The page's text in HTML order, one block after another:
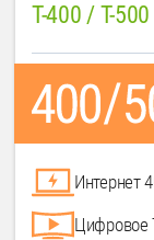
T-400 / T-500
Интернет
Цифровое